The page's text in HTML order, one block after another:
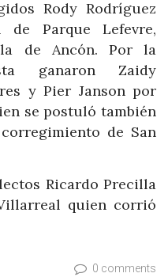
Rody Rodríguez
Parque Lefevre,
de Ancón. Por la
ganaron Zaidy
y Pier Janson por
se postuló también
de San
Ricardo Precilla
quien corrió
0 comments